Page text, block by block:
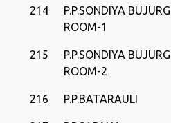
214
P.P.SONDIYA BUJURG
ROOM-1
215
P.P.SONDIYA BUJURG
ROOM-2
216 P.P.BATARAULI